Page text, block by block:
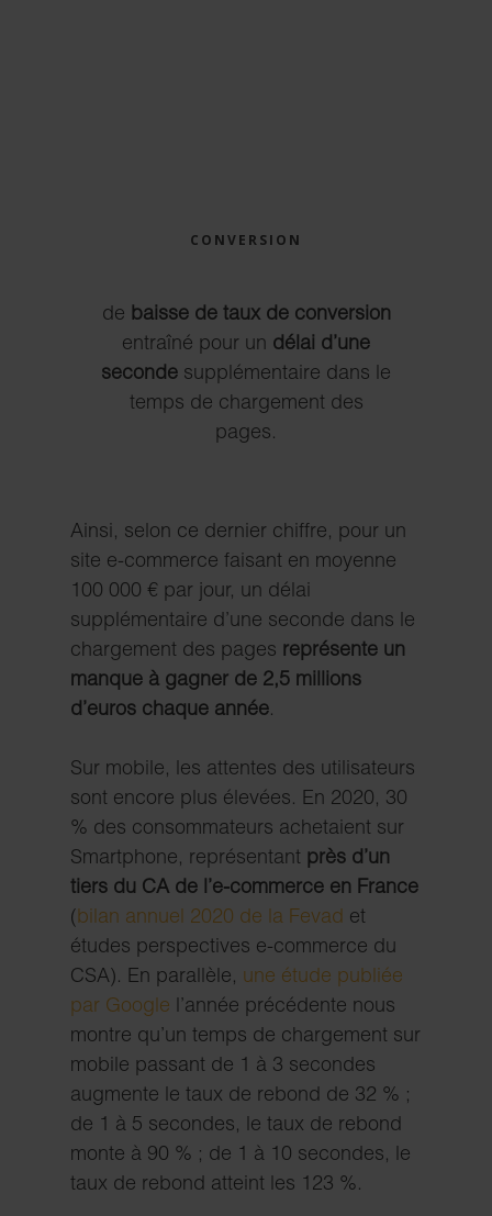
CONVERSION
de baisse de taux de conversion
entraîné pour un délai d’une
seconde supplémentaire dans le
temps de chargement des
pages.
Ainsi, selon ce dernier chiffre, pour un
site e-commerce faisant en moyenne
100 000 € par jour, un délai
supplémentaire d’une seconde dans le
chargement des pages représente un
manque à gagner de 2,5 millions
d’euros chaque année.
Sur mobile, les attentes des utilisateurs
sont encore plus élevées. En 2020, 30
% des consommateurs achetaient sur
Smartphone, représentant près d’un
tiers du CA de l’e-commerce en France
(bilan annuel 2020 de la Fevad et
études perspectives e-commerce du
CSA). En parallèle, une étude publiée
par Google l’année précédente nous
montre qu’un temps de chargement sur
mobile passant de 1 à 3 secondes
augmente le taux de rebond de 32 % ;
de 1 à 5 secondes, le taux de rebond
monte à 90 % ; de 1 à 10 secondes, le
taux de rebond atteint les 123 %.